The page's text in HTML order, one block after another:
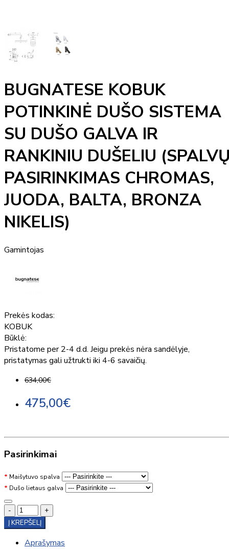
BUGNATESE KOBUK
POTINKINĖ DUŠO SISTEMA
SU DUŠO GALVA IR
RANKINIU DUŠELIU
PASIRINKIMAS CHROMAS,
JUODA, BALTA, BRONZA
NIKELIS)
Gamintojas
Prekės kodas:
KOBUK
Būklė:
Pristatome per 2-4 d.d. Jeigu prekės nėra sandėlyje,
pristatymas gali užtrukti iki 4-6 savaičių.
634,00€
475,00€
Pasirinkimai
Maišytuvo spalva
Dušo lietaus galva
-
+
Į KREPŠELĮ
Aprašymas